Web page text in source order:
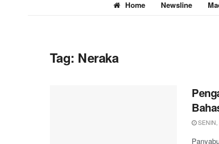
Home Newsline
Tag: Neraka
SENIN,